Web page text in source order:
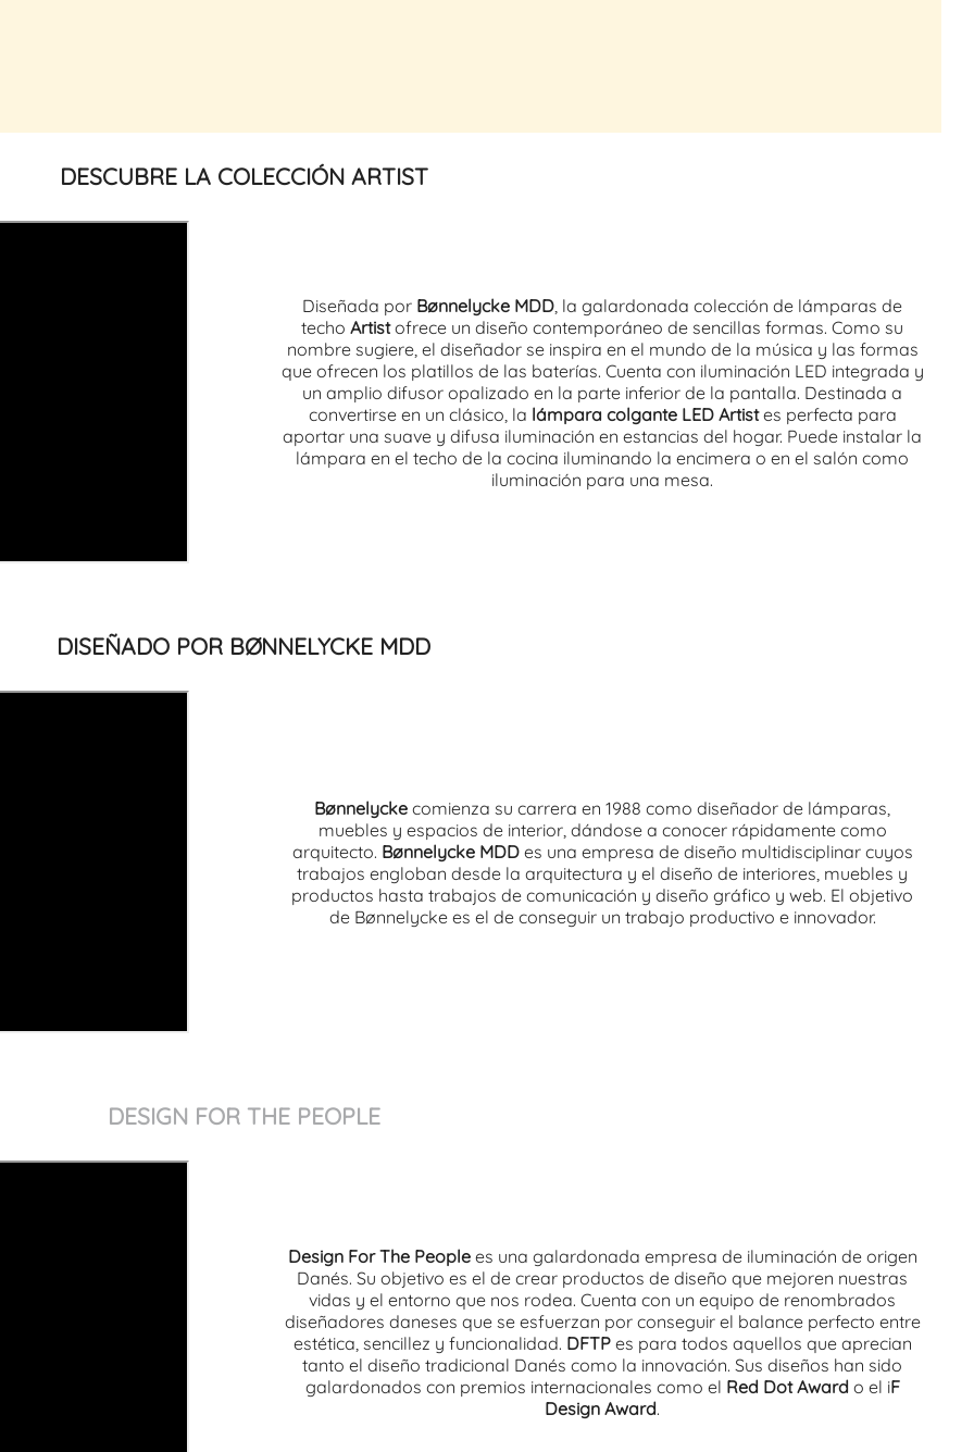
DESCUBRE LA COLECCIÓN ARTIST
Diseñada por Bønnelycke MDD , la galardonada colección de lámparas de
techo Artistofrece un diseño contemporáneo de sencillas formas. Como su
nombre sugiere, el diseñador se inspira en el mundo de la música y las formas
que ofrecen los platillos de las baterías. Cuenta con iluminación LED integrada y
un amplio difusor opalizado en la parte inferior de la pantalla. Destinada a
convertirse en un clásico, la lámpara colgante LED Artistes perfecta para
aportar una suave y difusa iluminación en estancias del hogar. Puede instalar la
lámpara en el techo de la cocina iluminando la encimera o en el salón como
iluminación para una mesa.
DISEÑADO POR BØNNELYCKE MDD
Bønnelycke comienza su carrera en 1988 como diseñador de lámparas,
muebles y espacios de interior, dándose a conocer rápidamente como
arquitecto. Bønnelycke MDDes una empresa de diseño multidisciplinar cuyos
trabajos engloban desde la arquitectura y el diseño de interiores, muebles y
productos hasta trabajos de comunicación y diseño gráfico y web. El objetivo
de Bønnelycke es el de conseguir un trabajo productivo e innovador.
DESIGN FOR THE PEOPLE
Design For The Peoplees una galardonada empresa de iluminación de origen
Danés. Su objetivo es el de crear productos de diseño que mejoren nuestras
vidas y el entorno que nos rodea. Cuenta con un equipo de renombrados
diseñadores daneses que se esfuerzan por conseguir el balance perfecto entre
estética, sencillez y funcionalidad. DFTPes para todos aquellos que aprecian
tanto el diseño tradicional Danés como la innovación. Sus diseños han sido
galardonados con premios internacionales como el Red Dot Awardo el iF
Design Award.